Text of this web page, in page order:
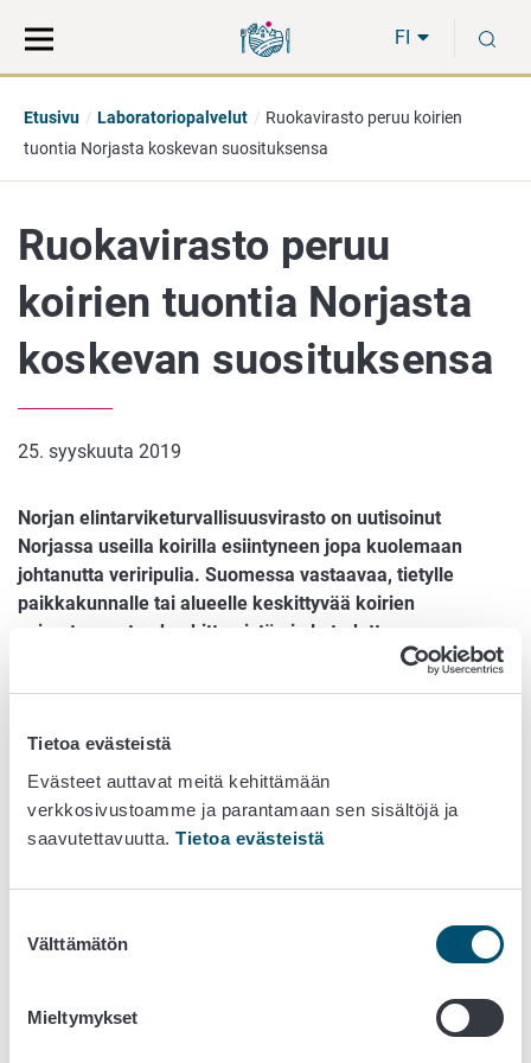
Tietoa evästeistä
Evästeet auttavat meitä kehittämään
verkkosivustoamme ja parantamaan sen sisältöjä ja
saavutettavuutta. Tietoa evästeistä
valinta
Välttämätön
Mieltymykset
suoraan
sisältöön
koko
sivuston
FI
Etusivu Laboratoriopalvelut
Ruokavirasto peruu koirien
tuontia Norjasta koskevan suosituksensa
Ruokavirasto peruu
koirien tuontia Norjasta
koskevan suosituksensa
25. syyskuuta 2019
Norjan elintarviketurvallisuusvirasto on uutisoinut
Norjassa useilla koirilla esiintyneen jopa kuolemaan
johtanutta veriripulia. Suomessa vastaavaa, tietylle
paikkakunnalle tai alueelle keskittyvää koirien
sairastapausten keskittymistä ei ole todettu.
Ruokavirasto peruu suosituksensa, jonka mukaan koiria
ei tulisi tuoda Norjasta Suomeen eikä koiria viedä
viime päivinä olleen laskusuunnassa. Tähän mennessä
(25.9.2019) taustakyselyiden antaman tiedon perusteella
sairautta ei pidetä kovin tarttuvana koirasta toiseen.
löydetty selvää yksittäistä syytä tai yhdistäviä
Lisätietoja: